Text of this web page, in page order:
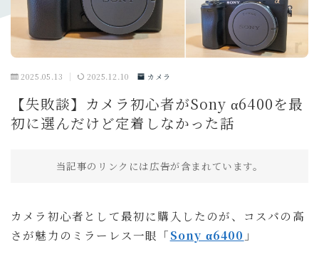
生活家電・雑貨
デスク周り
オーディオ
スマホ・タブレット
買ってよかったもの
旅のこと
通信・回線
2025.05.13 2025.12.10 カメラ
【失敗談】カメラ初心者がSony α6400を最
初に選んだけど定着しなかった話
当記事のリンクには広告が含まれています。
カメラ初心者として最初に購入したのが、コスパの高
さが魅力のミラーレス一眼「Sony α6400 」